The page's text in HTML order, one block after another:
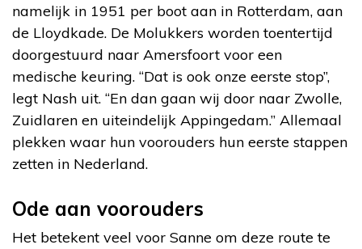
namelijk in 1951 per boot aan in Rotterdam, aan
de Lloydkade. De Molukkers worden toentertijd
doorgestuurd naar Amersfoort voor een
medische keuring. “Dat is ook onze eerste stop”,
legt Nash uit. “En dan gaan wij door naar Zwolle,
Zuidlaren en uiteindelijk Appingedam.” Allemaal
plekken waar hun voorouders hun eerste stappen
zetten in Nederland.
Ode aan voorouders
Het betekent veel voor Sanne om deze route te